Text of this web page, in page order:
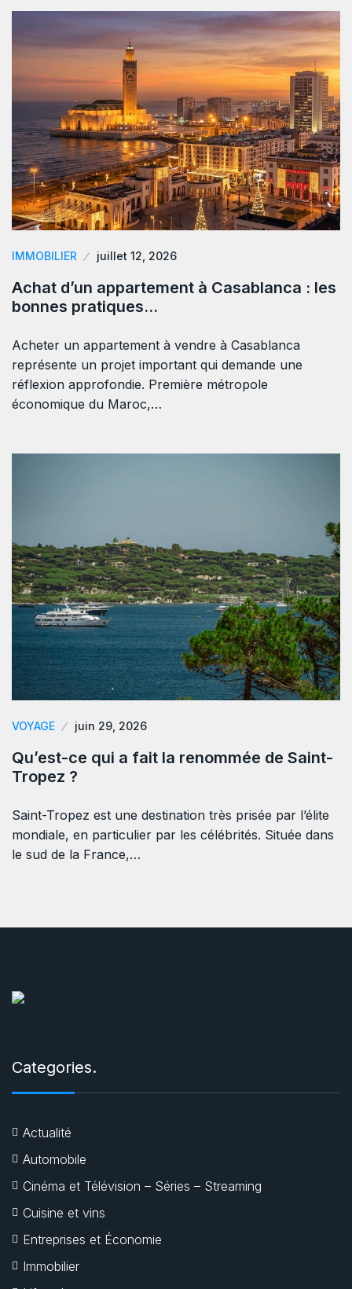
IMMOBILIER juillet 12, 2026
Achat d’un appartement à Casablanca : les
bonnes pratiques…
Acheter un appartement à vendre à Casablanca
représente un projet important qui demande une
réflexion approfondie. Première métropole
économique du Maroc,…
VOYAGE juin 29, 2026
Qu’est-ce qui a fait la renommée de Saint-
Tropez ?
Saint-Tropez est une destination très prisée par l’élite
mondiale, en particulier par les célébrités. Située dans
le sud de la France,…
Categories.
Actualité
Automobile
Cinéma et Télévision – Séries – Streaming
Cuisine et vins
Entreprises et Économie
Immobilier